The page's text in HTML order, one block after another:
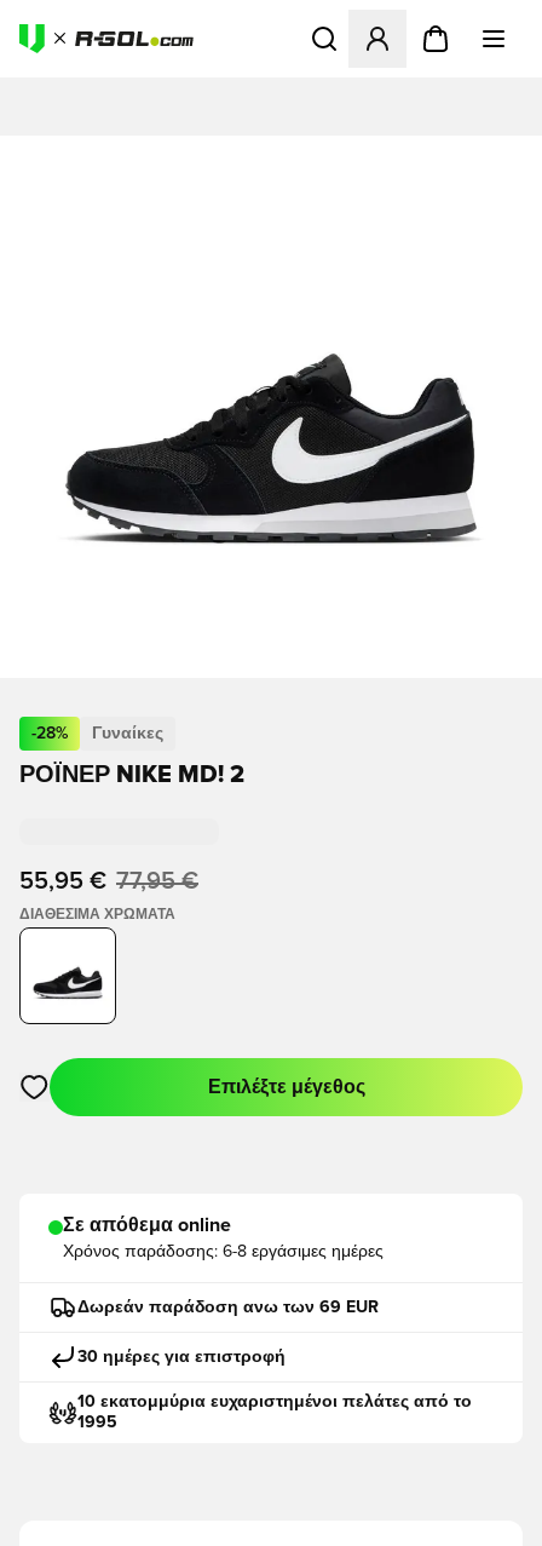
Ανοίγει ένα Modal για να
-28% Γυναίκες
ΡΌΙΝΕΡ NIKE MD! 2
55,95 € 77,95 €
ΔΙΑΘΈΣΙΜΑ ΧΡΏΜΑΤΑ
Ανοίγει ένα Modal για να συνδεθείτε ή να εγγραφείτε ως
Επιλέξτε μέγεθος
Σε απόθεμα online
Χρόνος παράδοσης: 6-8 εργάσιμες ημέρες
Δωρεάν παράδοση ανω των 69 EUR
30 ημέρες για επιστροφή
10 εκατομμύρια ευχαριστημένοι πελάτες από το
1995